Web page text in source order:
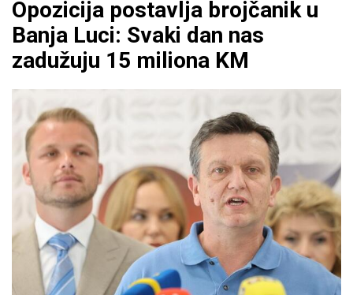
Opozicija postavlja brojčanik u
Banja Luci: Svaki dan nas
zadužuju 15 miliona KM